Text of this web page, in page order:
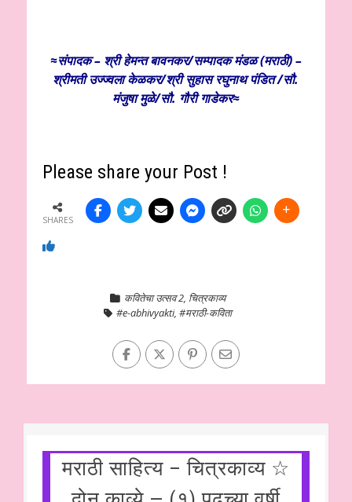
≈संपादक – श्री हेमन्त बावनकर/सम्पादक मंडळ (मराठी) –
श्रीमती उज्ज्वला केळकर/श्री सुहास रघुनाथ पंडित /सौ.
मंजुषा मुळे/सौ. गौरी गाडेकर≈
Please share your Post !
SHARES
कवितेचा उत्सव 2, चित्रकाव्य
#e-abhivyakti,#मराठी-कविता
मराठी साहित्य – चित्रकाव्य ☆